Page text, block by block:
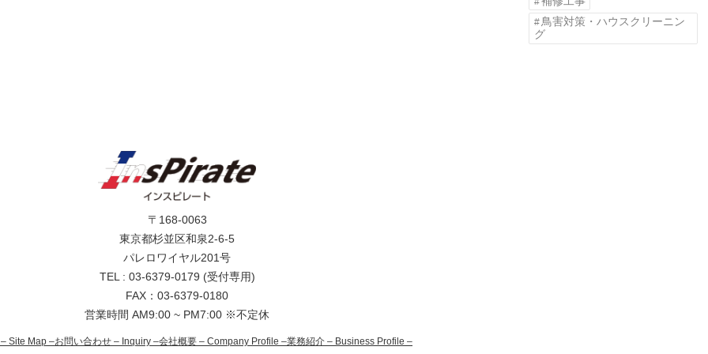
鳥害対策・ハウスクリーニン
グ
〒168-0063
東京都杉並区和泉2-6-5
パレロワイヤル201号
TEL : 03-6379-0179 (受付専用)
FAX：03-6379-0180
営業時間 AM9:00 ~ PM7:00 ※不定休
– Site Map –お問い合わせ – Inquiry –会社概要 – Company Profile –業務紹介 – Business Profile –